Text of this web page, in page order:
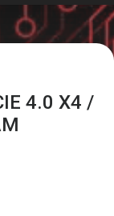
4.0 X4 /